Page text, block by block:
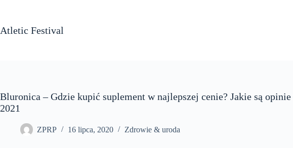
Atletic Festival
Bluronica – Gdzie kupić suplement w najlepszej cenie? Jakie są
2021
ZPRP 16 lipca, 2020 Zdrowie & uroda